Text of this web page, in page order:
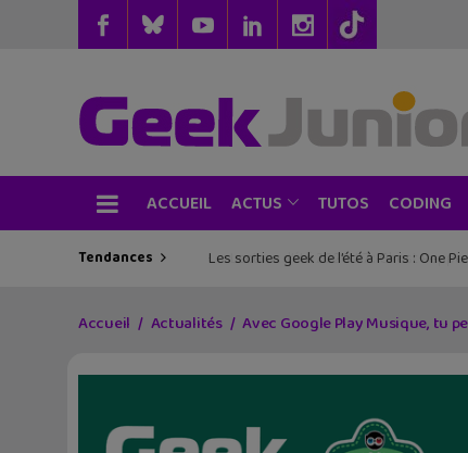
ACCUEIL ACTUS TUTOS CODING
Tendances Les sorties geek de l’été à Paris : One
Accueil Actualités Avec Google Play Musique, tu